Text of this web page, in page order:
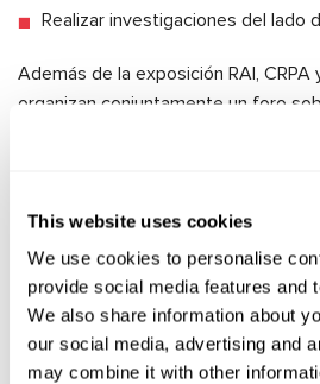
This website uses cookies
We use cookies to personalise
provide social media features and
We also share information about
our social media, advertising and
may combine it with other
Realizar investigaciones del lado
Además de la exposición RAI, CRPA
organizan conjuntamente un foro
En el foro, representantes de
ReMaTec Asia 2019. Aquí podrá ver
desarrollos, stands de reparación y
nuestros expertos y obtener
reparación y diagnóstico de
¡Esperamos verle en la exposición!